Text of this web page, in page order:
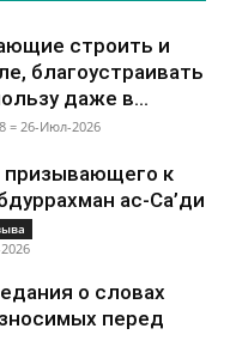
строить и
благоустраивать
даже в...
= 26-Июл-2026
призывающего к
ас-Са’ди
о словах
перед